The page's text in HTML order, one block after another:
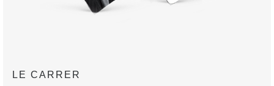
LE CARRER